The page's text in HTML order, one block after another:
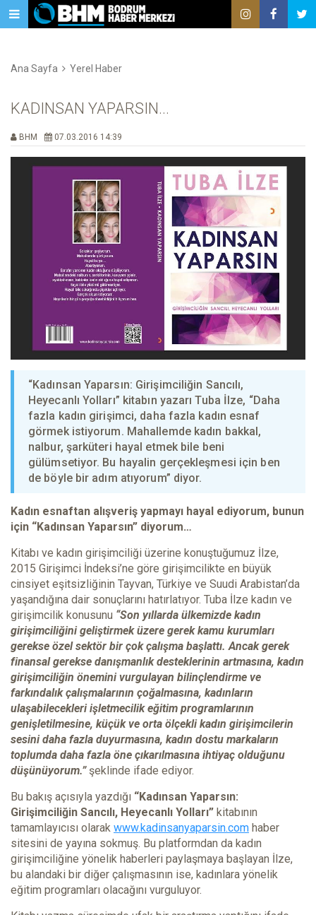
Ana Sayfa Yerel Haber
KADINSAN YAPARSIN...
BHM 07.03.2016 14:39
“Kadınsan Yaparsın: Girişimciliğin Sancılı,
Heyecanlı Yolları” kitabın yazarı Tuba İlze, “Daha
fazla kadın girişimci, daha fazla kadın esnaf
görmek istiyorum. Mahallemde kadın bakkal,
nalbur, şarküteri hayal etmek bile beni
gülümsetiyor. Bu hayalin gerçekleşmesi için ben
de böyle bir adım atıyorum” diyor.
Kadın esnaftan alışveriş yapmayı hayal ediyorum, bunun
için “Kadınsan Yaparsın” diyorum…
Kitabı ve kadın girişimciliği üzerine konuştuğumuz İlze,
2015 Girişimci İndeksi’ne göre girişimcilikte en büyük
cinsiyet eşitsizliğinin Tayvan, Türkiye ve Suudi Arabistan’da
yaşandığına dair sonuçlarını hatırlatıyor. Tuba İlze kadın ve
girişimcilik konusunu “Son yıllarda ülkemizde kadın
girişimciliğini geliştirmek üzere gerek kamu kurumları
gerekse özel sektör bir çok çalışma başlattı. Ancak gerek
finansal gerekse danışmanlık desteklerinin artmasına, kadın
girişimciliğin önemini vurgulayan bilinçlendirme ve
farkındalık çalışmalarının çoğalmasına, kadınların
ulaşabilecekleri işletmecilik eğitim programlarının
genişletilmesine, küçük ve orta ölçekli kadın girişimcilerin
sesini daha fazla duyurmasına, kadın dostu markaların
toplumda daha fazla öne çıkarılmasına ihtiyaç olduğunu
düşünüyorum.”şeklinde ifade ediyor.
Bu bakış açısıyla yazdığı “Kadınsan Yaparsın:
Girişimciliğin Sancılı, Heyecanlı Yolları” kitabının
tamamlayıcısı olarak www.kadinsanyaparsin.com haber
sitesini de yayına sokmuş. Bu platformdan da kadın
girişimciliğine yönelik haberleri paylaşmaya başlayan İlze,
bu alandaki bir diğer çalışmasının ise, kadınlara yönelik
eğitim programları olacağını vurguluyor.